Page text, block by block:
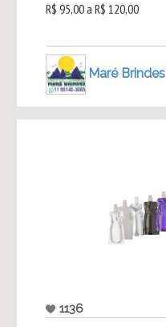
R$ 95,00 a R$ 120,00
Maré Brindes
1136